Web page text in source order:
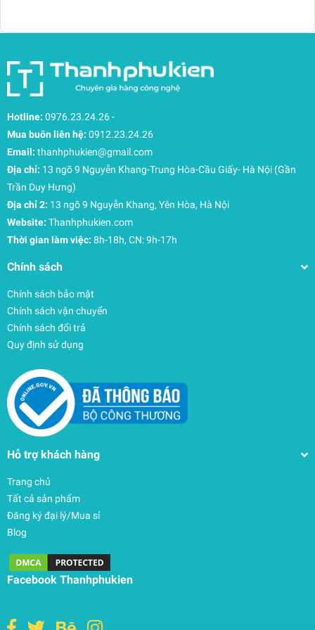
Mặt lưng thoáng khí: Hệ thống đệm lưng hỗ trợ
mẻ và khô ráo ngay cả khi vận động mạnh.
Hệ thống trợ lực linh hoạt: Đai ngực có thể điều
giấu gọn (tuckaway), giúp balo ôm sát cơ thể, ổn
định tải trọng khi di chuyển trên địa hình gồ ghề.
Hotline: 0976.23.24.26-
Mua buôn liên hệ: 0912.23.24.26
Email: thanhphukien@gmail.com
Địa chỉ: 13 ngõ 9 Nguyễn Khang-Trung Hòa-Cầu Giấy- Hà Nội (Gần
Trần Duy Hưng)
Địa chỉ 2: 13 ngõ 9 Nguyễn Khang, Yên Hòa, Hà Nội
Website: Thanhphukien.com
Thời gian làm việc: 8h-18h, CN: 9h-17h
Chính sách
Chính sách bảo mật
Chính sách vận chuyển
Chính sách đổi trả
Quy định sử dụng
Hỗ trợ khách hàng
Trang chủ
Tất cả sản phẩm
Đăng ký đại lý/Mua sỉ
Blog
Facebook Thanhphukien
Balo Thule (Thuỵ Điển) AllTrail X 15L – TALX115
4.780.000₫
undefined